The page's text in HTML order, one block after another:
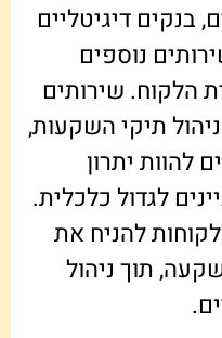
בנקים דיגיטליים
נוספים
הלקוח. שירותים
תיקי השקעות,
להוות יתרון
לגדול כלכלית.
להניח את
תוך ניהול